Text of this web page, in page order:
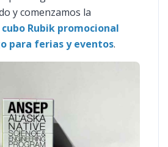
y comenzamos la
cubo Rubik promocional
para ferias y eventos.